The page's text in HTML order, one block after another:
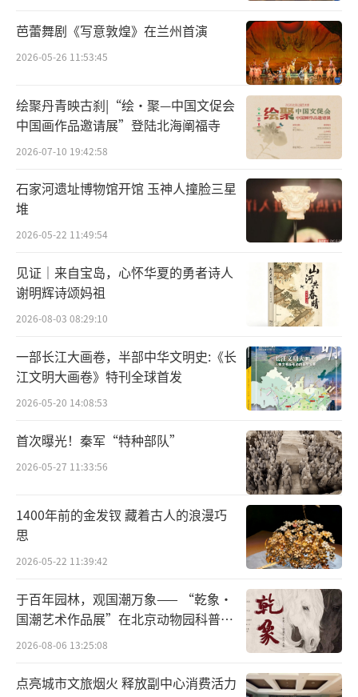
“青春榜”的内涵就在于新时代青年的青
春风貌。网络文学的主要写作者就是当代的青
年群体，他们从事着各个职业，有着迥异的生
活背景与人生经历，从“不同”中来，所表达
的种种思想动向却汇聚成了“相同”，共同展
现了文学的蝶变。
安徽大学网络文学研究中心主任周志雄教
授认为，网络文学的写作主体就是青年作家，
这也是网络文学的发展实际。他们既是网络文
学的创作者，也是与之相伴成长的读者。首都
师范大学许苗苗教授说：“大学生与网络文学
同龄，都正处在昂扬向上的生命阶段。本
大学、南京大学、中央财经大学、北京师范大
学、华东师范大学、南京师范大学、山东大
学、四川大学、厦门大学、东北大学、华东政
法大学、中南财经政法大学的青年读者，他们
既是网络文学爱好者，也是青年学生，双重身
份的交叠，共同指向了网络文学‘青春榜’的
青春之义。”
新青年不仅在创作、阅读网络文学作品，
大学网络文学研究中心主任邵燕君教授谈及，
曾经的网络文学读者正成长为新的青年研究
者。从青年中来，到青年中去，他们的日渐成
熟让网络文学评论界也能够“破圈”，与创作
芭蕾舞剧《写意敦煌》在兰州首演
2026-05-26 11:53:45
绘聚丹青映古刹|“绘·聚—中国文促会
中国画作品邀请展”登陆北海阐福寺
2026-07-10 19:42:58
石家河遗址博物馆开馆 玉神人撞脸三星
堆
2026-05-22 11:49:54
见证｜来自宝岛，心怀华夏的勇者诗人
谢明辉诗颂妈祖
2026-08-03 08:29:10
一部长江大画卷，半部中华文明史:《长
江文明大画卷》特刊全球首发
2026-05-20 14:08:53
首次曝光！秦军“特种部队”
2026-05-27 11:33:56
1400年前的金发钗 藏着古人的浪漫巧
思
2026-05-22 11:39:42
于百年园林，观国潮万象—— “乾象·
国潮艺术作品展”在北京动物园科普馆
机动展厅开展
2026-08-06 13:25:08
点亮城市文旅烟火 释放副中心消费活力